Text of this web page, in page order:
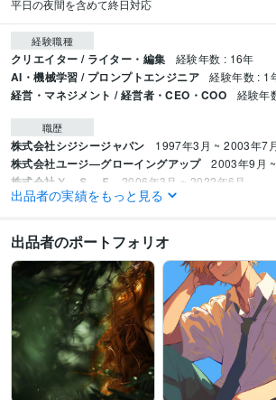
平日の夜間を含めて終日対応
経験職種
クリエイター / ライター・編集 経験年数 : 16年
AI・機械学習 / プロンプトエンジニア 経験年数 : 1
経営・マネジメント / 経営者・CEO・COO 経験年
職歴
株式会社シジシージャパン 1997年3月 ~ 2003年7
株式会社ユージ―グローイングアップ 2003年9月
株式会社Ｙ．Ｓ．Ｅ 2006年3月 ~ 2022年6月
WordPress:1年
Google スライド:2年PowerPoint:10年
ChatGPT:1年Midjourney:0年 DALL-E:0年Adobe
Adobe Illustrator:20年Canva:1年
得意分野
イラスト作成・漫画制作 画像生成AIを使った漫画
生成AI活用・開発・制作 記事制作、マーケディン
学歴
出品者の実績をもっと見る
出品者のポートフォリオ